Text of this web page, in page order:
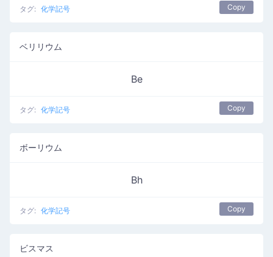
タグ: 化学記号 Copy
ベリリウム
Be
タグ: 化学記号 Copy
ボーリウム
Bh
タグ: 化学記号 Copy
ビスマス